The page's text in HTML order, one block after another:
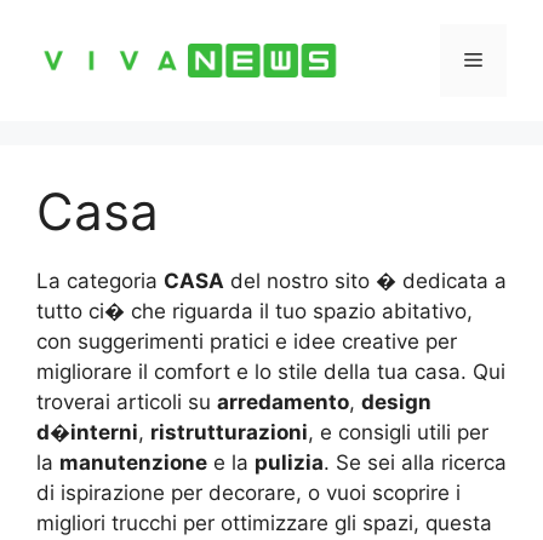
contenuto
Menu
Casa
La categoria CASA del nostro sito � dedicata a
tutto ci� che riguarda il tuo spazio abitativo,
con suggerimenti pratici e idee creative per
migliorare il comfort e lo stile della tua casa. Qui
troverai articoli su arredamento, design
d�interni, ristrutturazioni, e consigli utili per
la manutenzione e la pulizia. Se sei alla ricerca
di ispirazione per decorare, o vuoi scoprire i
migliori trucchi per ottimizzare gli spazi, questa